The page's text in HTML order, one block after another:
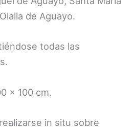
de Aguayo.
todas las
x 100 cm.
in situ sobre